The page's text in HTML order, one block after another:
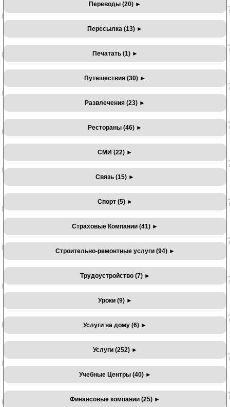
Переводы (20) ►
Пересылка (13) ►
Печатать (1) ►
Путешествия (30) ►
Развлечения (23) ►
Рестораны (46) ►
СМИ (22) ►
Связь (15) ►
Спорт (5) ►
Страховые Компании (41) ►
Строительно-ремонтные услуги (94) ►
Трудоустройство (7) ►
Уроки (9) ►
Услуги на дому (6) ►
Услуги (252) ►
Учебные Центры (40) ►
Финансовые компании (25) ►